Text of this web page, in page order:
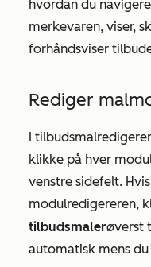
hvordan du
merkevaren, viser,
forhåndsviser
Rediger
I
klikke på hver
venstre sidefelt.
modulredigereren,
tilbudsmalerøverst
automatisk mens